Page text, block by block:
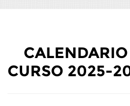
CURSO 2025-